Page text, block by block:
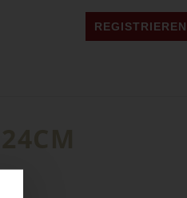
REGISTRIEREN